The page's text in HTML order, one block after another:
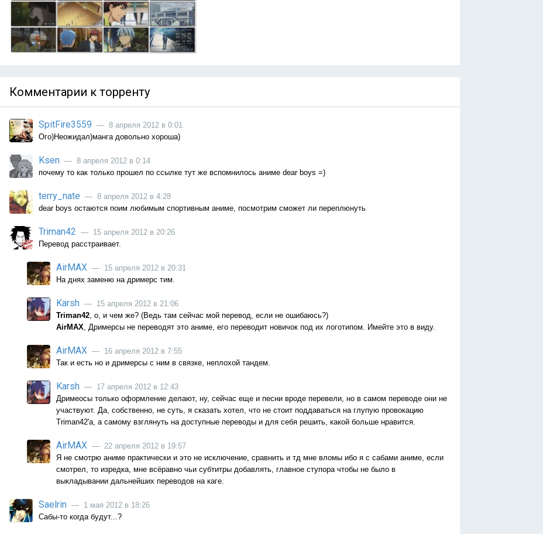
Комментарии к торренту
SpitFire3559 — 8 апреля 2012 в 0:01
Ого)Неожидал)манга довольно хороша)
Ksen — 8 апреля 2012 в 0:14
почему то как только прошел по ссылке тут же вспомнилось аниме dear boys =)
terry_nate — 8 апреля 2012 в 4:28
dear boys остаются поим любимым спортивным аниме, посмотрим сможет ли переплюнуть
Triman42 — 15 апреля 2012 в 20:26
Перевод расстраивает.
AirMAX — 15 апреля 2012 в 20:31
На днях заменю на дримерс тим.
Karsh — 15 апреля 2012 в 21:06
Triman42, о, и чем же? (Ведь там сейчас мой перевод, если не ошибаюсь?)
AirMAX, Дримерсы не переводят это аниме, его переводит новичок под их логотипом. Имейте это в виду.
AirMAX — 16 апреля 2012 в 7:55
Так и есть но и дримерсы с ним в связке, неплохой тандем.
Karsh — 17 апреля 2012 в 12:43
Дримеосы только оформление делают, ну, сейчас еще и песни вроде перевели, но в самом переводе они не
участвуют. Да, собственно, не суть, я сказать хотел, что не стоит поддаваться на глупую провокацию
Triman42'а, а самому взглянуть на доступные переводы и для себя решить, какой больше нравится.
AirMAX — 22 апреля 2012 в 19:57
Я не смотрю аниме практически и это не исключение, сравнить и тд мне вломы ибо я с сабами аниме, если
смотрел, то изредка, мне всёравно чьи субтитры добавлять, главное ступора чтобы не было в
выкладывании дальнейших переводов на каге.
Saelrin — 1 мая 2012 в 18:26
Сабы-то когда будут...?